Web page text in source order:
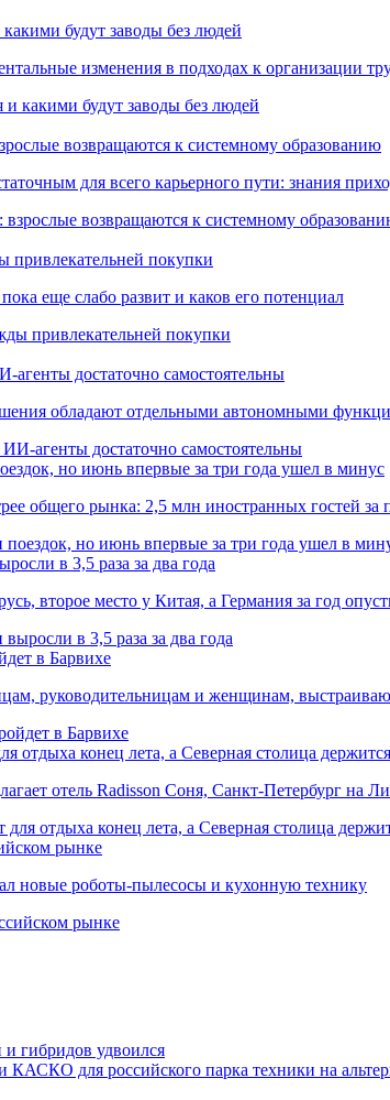
будут заводы без людей
изменения в подходах к организации
возвращаются к системному образованию
для всего карьерного пути: знания
привлекательней покупки
еще слабо развит и каков его потенциал
достаточно самостоятельны
обладают отдельными автономными
но июнь впервые за три года ушел в минус
общего рынка: 2,5 млн иностранных гостей за
в 3,5 раза за два года
второе место у Китая, а Германия за год
в Барвихе
руководительницам и женщинам,
отдыха конец лета, а Северная столица
отель Radisson Соня, Санкт-Петербург на
рынке
новые роботы-пылесосы и кухонную технику
и гибридов удвоился
для российского парка техники на